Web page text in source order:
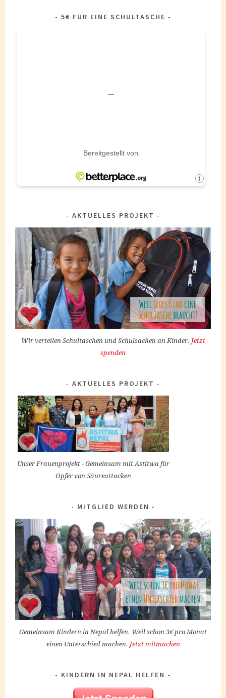
5€ FÜR EINE SCHULTASCHE
AKTUELLES PROJEKT
Wir verteilen Schultaschen und Schulsachen an Kinder. Jetzt
spenden
AKTUELLES PROJEKT
Unser Frauenprojekt - Gemeinsam mit Astitwa für
Opfer von Säureattacken
MITGLIED WERDEN
Gemeinsam Kindern in Nepal helfen. Weil schon 3€ pro Monat
einen Unterschied machen. Jetzt mitmachen
KINDERN IN NEPAL HELFEN